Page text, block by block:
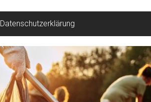
Datenschutzerklärung